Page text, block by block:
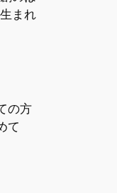
まれ
の方
て